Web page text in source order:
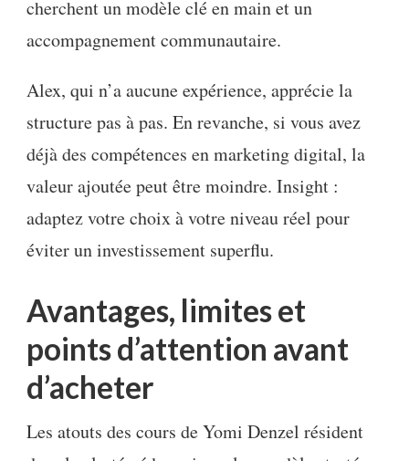
cherchent un modèle clé en main et un
accompagnement communautaire.
Alex, qui n’a aucune expérience, apprécie la
structure pas à pas. En revanche, si vous avez
déjà des compétences en marketing digital, la
valeur ajoutée peut être moindre. Insight :
adaptez votre choix à votre niveau réel pour
éviter un investissement superflu.
Avantages, limites et
points d’attention avant
d’acheter
Les atouts des cours de Yomi Denzel résident